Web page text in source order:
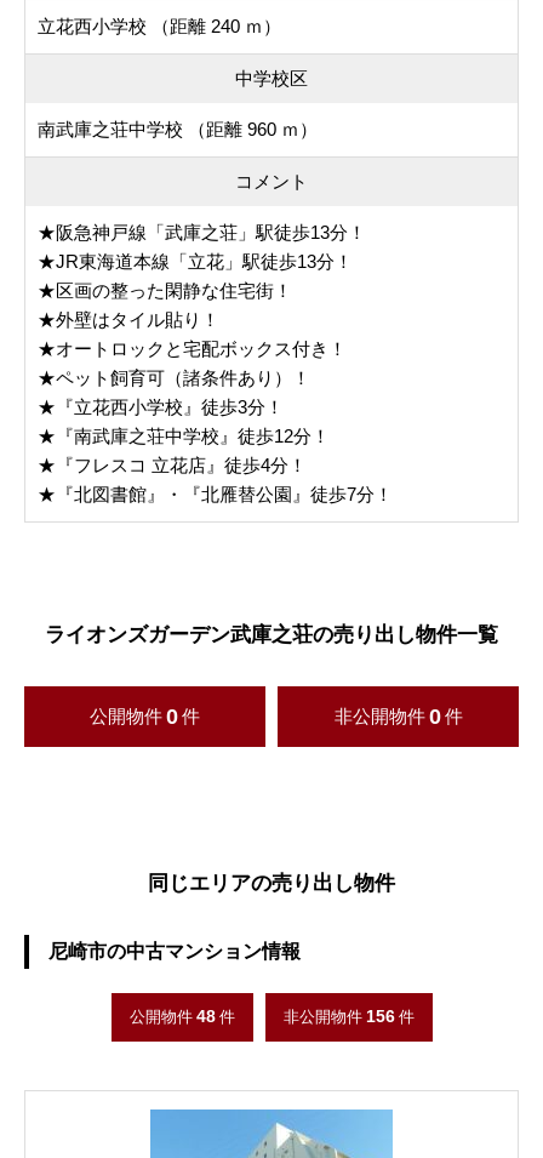
立花西小学校 （距離 240 ｍ）
中学校区
南武庫之荘中学校 （距離 960 ｍ）
コメント
★阪急神戸線「武庫之荘」駅徒歩13分！
★JR東海道本線「立花」駅徒歩13分！
★区画の整った閑静な住宅街！
★外壁はタイル貼り！
★オートロックと宅配ボックス付き！
★ペット飼育可（諸条件あり）！
★『立花西小学校』徒歩3分！
★『南武庫之荘中学校』徒歩12分！
★『フレスコ 立花店』徒歩4分！
★『北図書館』・『北雁替公園』徒歩7分！
ライオンズガーデン武庫之荘の売り出し物件一覧
公開物件0件 非公開物件 0 件
同じエリアの売り出し物件
尼崎市の中古マンション情報
公開物件 48 件 非公開物件 156 件